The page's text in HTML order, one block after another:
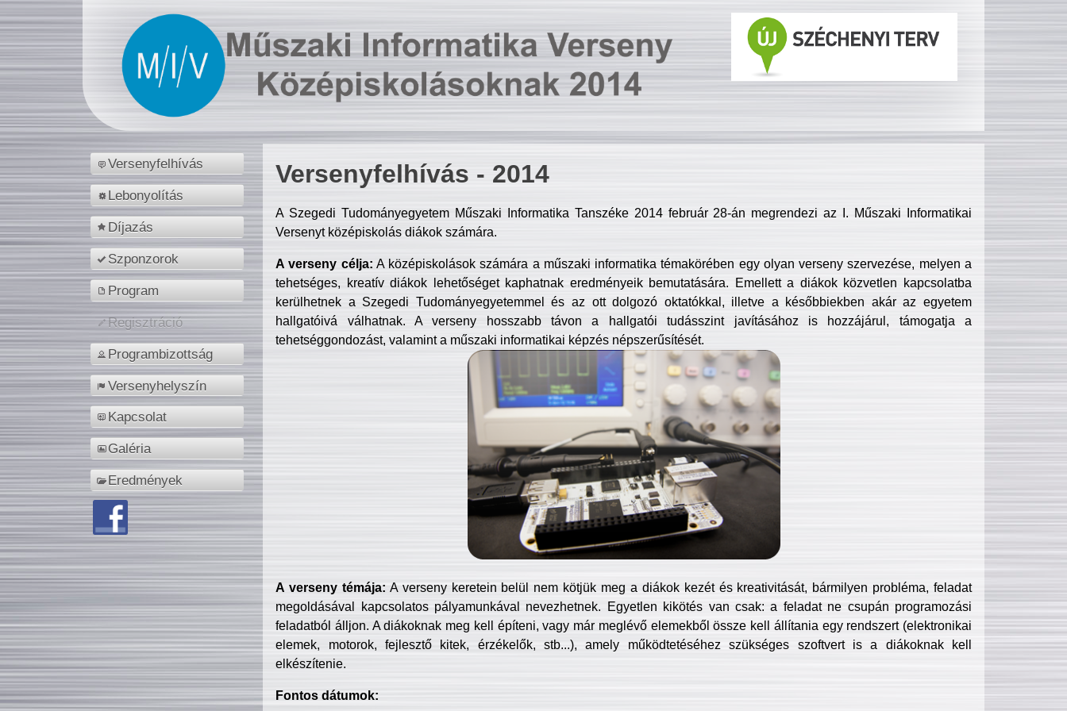
Versenyfelhívás
Lebonyolítás
Díjazás
Szponzorok
Program
Regisztráció
Programbizottság
Versenyhelyszín
Kapcsolat
Galéria
Eredmények
Versenyfelhívás - 2014
A Szegedi Tudományegyetem Műszaki Informatika Tanszéke 2014 február 28-án megrendezi az I. Műszaki Informatikai
Versenyt középiskolás diákok számára.
A verseny célja: A középiskolások számára a műszaki informatika témakörében egy olyan verseny szervezése, melyen a
tehetséges, kreatív diákok lehetőséget kaphatnak eredményeik bemutatására. Emellett a diákok közvetlen kapcsolatba
kerülhetnek a Szegedi Tudományegyetemmel és az ott dolgozó oktatókkal, illetve a későbbiekben akár az egyetem
hallgatóivá válhatnak. A verseny hosszabb távon a hallgatói tudásszint javításához is hozzájárul, támogatja a
tehetséggondozást, valamint a műszaki informatikai képzés népszerűsítését.
A verseny témája: A verseny keretein belül nem kötjük meg a diákok kezét és kreativitását, bármilyen probléma, feladat
megoldásával kapcsolatos pályamunkával nevezhetnek. Egyetlen kikötés van csak: a feladat ne csupán programozási
feladatból álljon. A diákoknak meg kell építeni, vagy már meglévő elemekből össze kell állítania egy rendszert (elektronikai
elemek, motorok, fejlesztő kitek, érzékelők, stb...), amely működtetéséhez szükséges szoftvert is a diákoknak kell
elkészítenie.
Fontos dátumok: